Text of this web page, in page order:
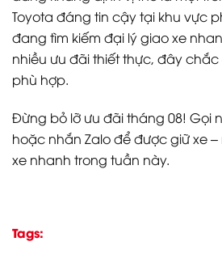
Toyota đáng tin cậy tại khu vực
đang tìm kiếm đại lý giao xe
nhiều ưu đãi thiết thực, đây
phù hợp.
Đừng bỏ lỡ ưu đãi tháng 08! Gọi
hoặc nhắn Zalo để được giữ xe
xe nhanh trong tuần này.
Tags: